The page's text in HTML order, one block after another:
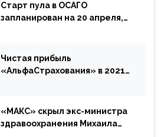
Старт пула в ОСАГО
запланирован на 20 апреля,
дублировать [дополнено]
Чистая прибыль
«АльфаСтрахования» в 2021
«МАКС» скрыл экс-министра
здравоохранения Михаила